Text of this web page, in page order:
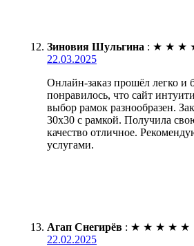
Зиновия Шульгина : ★ ★ ★
22.03.2025
Онлайн-заказ прошёл легко и
понравилось, что сайт
выбор рамок разнообразен.
30х30 с рамкой. Получила
качество отличное.
услугами.
Агап Снегирёв : ★ ★ ★ ★ ★
22.02.2025